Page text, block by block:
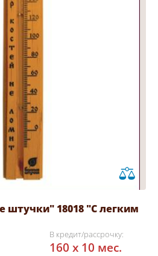
штучки" 18018 "С легким
В кредит/рассрочку:
160 x 10 мес.